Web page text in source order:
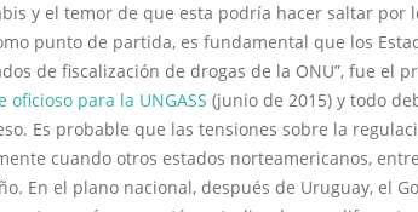
y el temor de que esta podría hacer saltar por
punto de partida, es fundamental que los
de fiscalización de drogas de la ONU”, fue el
oficioso para la UNGASS (junio de 2015) y todo
Es probable que las tensiones sobre la
cuando otros estados norteamericanos,
En el plano nacional, después de Uruguay, el